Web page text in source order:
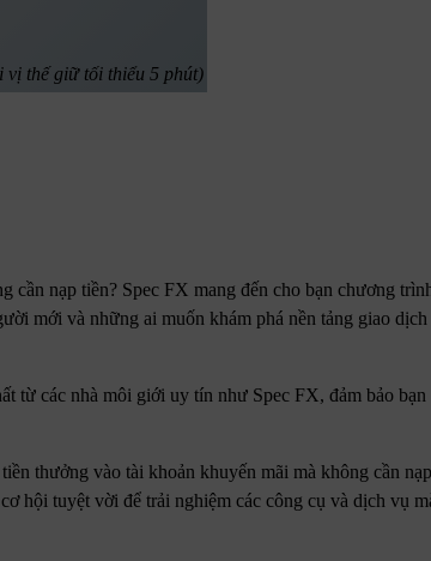
vị thế giữ tối thiểu 5 phút)
nạp tiền? Spec FX mang đến cho bạn chương
mới và những ai muốn khám phá nền tảng giao
từ các nhà môi giới uy tín như Spec FX, đảm bảo
thưởng vào tài khoản khuyến mãi mà không cần
hội tuyệt vời để trải nghiệm các công cụ và dịch vụ